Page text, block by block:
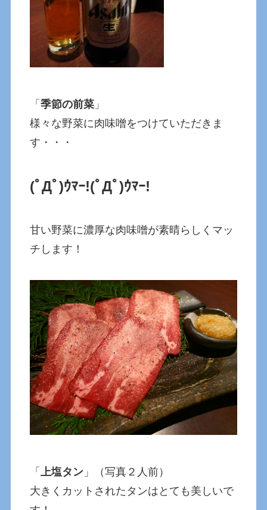
「季節の前菜 」
様々な野菜に肉味噌をつけていただきま
す・・・
(ﾟДﾟ)ｳﾏｰ!(ﾟДﾟ)ｳﾏｰ!
甘い野菜に濃厚な肉味噌が素晴らしくマッ
チします！
「上塩タン 」（写真２人前）
大きくカットされたタンはとても美しいで